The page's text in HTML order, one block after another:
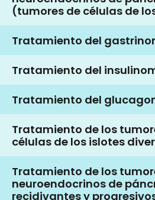
(tumores de células de
Tratamiento del
Tratamiento del
Tratamiento del
Tratamiento de los
células de los islotes
Tratamiento de los
neuroendocrinos de
recidivantes y